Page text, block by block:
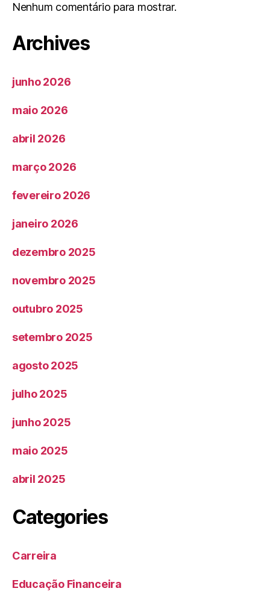
Nenhum comentário para mostrar.
Archives
junho 2026
maio 2026
abril 2026
março 2026
fevereiro 2026
janeiro 2026
dezembro 2025
novembro 2025
outubro 2025
setembro 2025
agosto 2025
julho 2025
junho 2025
maio 2025
abril 2025
Categories
Carreira
Educação Financeira